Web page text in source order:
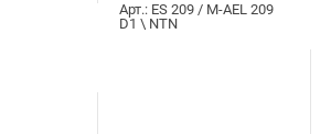
Арт.: ES 209 / M-AEL 209
D1 \ NTN